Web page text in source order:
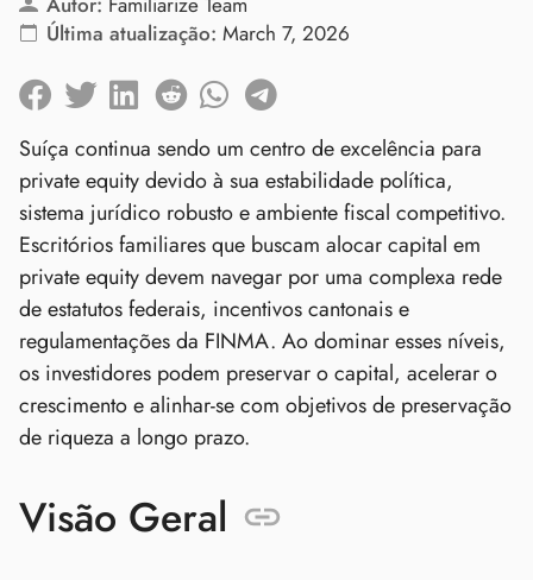
Última atualização: March 7, 2026
Suíça continua sendo um centro de excelência para
private equity devido à sua estabilidade política,
sistema jurídico robusto e ambiente fiscal competitivo.
Escritórios familiares que buscam alocar capital em
private equity devem navegar por uma complexa rede
de estatutos federais, incentivos cantonais e
regulamentações da FINMA. Ao dominar esses níveis,
os investidores podem preservar o capital, acelerar o
crescimento e alinhar‑se com objetivos de preservação
de riqueza a longo prazo.
Visão Geral